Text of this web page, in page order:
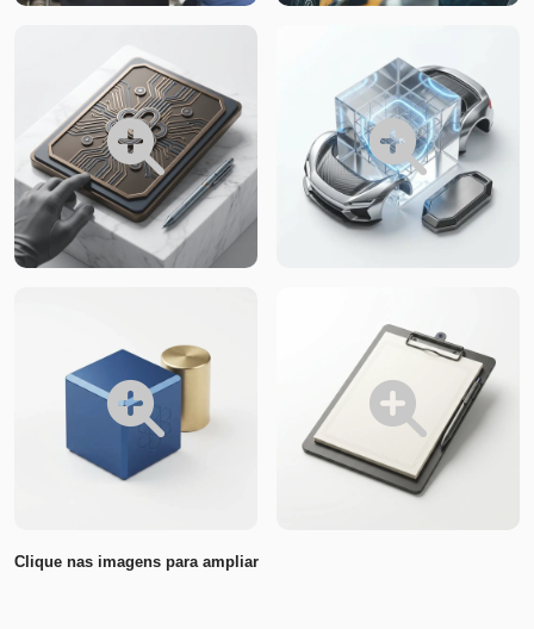
Clique nas imagens para ampliar